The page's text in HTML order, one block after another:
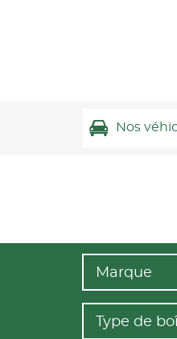
Nos
Marque
Type de